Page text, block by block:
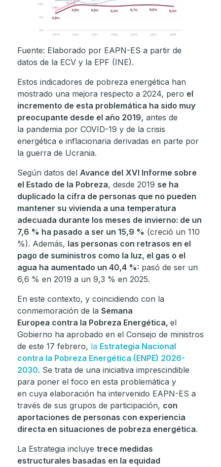
Fuente: Elaborado por EAPN-ES a partir de
datos de la ECV y la EPF (INE).
Estos indicadores de pobreza energética han
mostrado una mejora respecto a 2024, pero el
incremento de esta problemática ha sido muy
preocupante desde el año 2019, antes de
la pandemia por COVID-19 y de la crisis
energética e inflacionaria derivadas en parte por
la guerra de Ucrania.
Según datos del Avance del XVI Informe sobre
el Estado de la Pobreza, desde 2019 se ha
duplicado la cifra de personas que no pueden
mantener su vivienda a una temperatura
adecuada durante los meses de invierno: de un
7,6 % ha pasado a ser un 15,9 % (creció un 110
%). Además, las personas con retrasos en el
pago de suministros como la luz, el gas o el
agua ha aumentado un 40,4 %: pasó de ser un
6,6 % en 2019 a un 9,3 % en 2025.
En este contexto, y coincidiendo con la
conmemoración de la Semana
Europea contra la Pobreza Energética, el
Gobierno ha aprobado en el Consejo de ministros
de este 17 febrero, la Estrategia Nacional
contra la Pobreza Energética (ENPE) 2026-
2030. Se trata de una iniciativa imprescindible
para poner el foco en esta problemática y
en cuya elaboración ha intervenido EAPN-ES a
través de sus grupos de participación, con
aportaciones de personas con experiencia
directa en situaciones de pobreza energética.
La Estrategia incluye trece medidas
estructurales basadas en la equidad